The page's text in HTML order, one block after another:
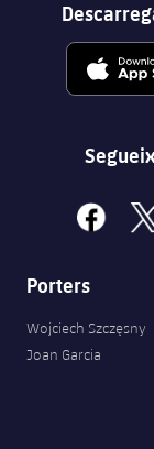
Jugadors
Notícies
Voleibol
Apunta't
plusicon
més
Carnet
League
facebook
x
Porters
Wojciech Szczęsny
Joan Garcia